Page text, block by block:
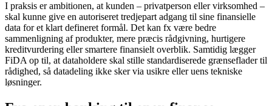
I praksis er ambitionen, at kunden – privatperson eller virksomhed –
skal kunne give en autoriseret tredjepart adgang til sine finansielle
data for et klart defineret formål. Det kan fx være bedre
sammenligning af produkter, mere præcis rådgivning, hurtigere
kreditvurdering eller smartere finansielt overblik. Samtidig lægger
FiDA op til, at dataholdere skal stille standardiserede grænseflader til
rådighed, så datadeling ikke sker via usikre eller uens tekniske
løsninger.